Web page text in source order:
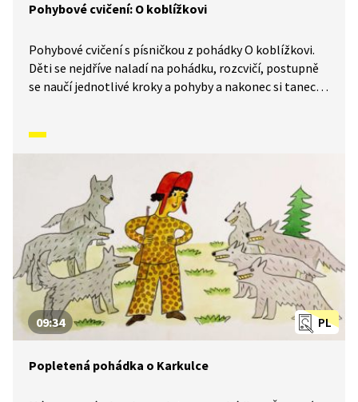
Pohybové cvičení: O koblížkovi
Pohybové cvičení s písničkou z pohádky O koblížkovi.
Děti se nejdříve naladí na pohádku, rozcvičí, postupně
se naučí jednotlivé kroky a pohyby a nakonec si tanec
PL
09:34
Popletená pohádka o Karkulce